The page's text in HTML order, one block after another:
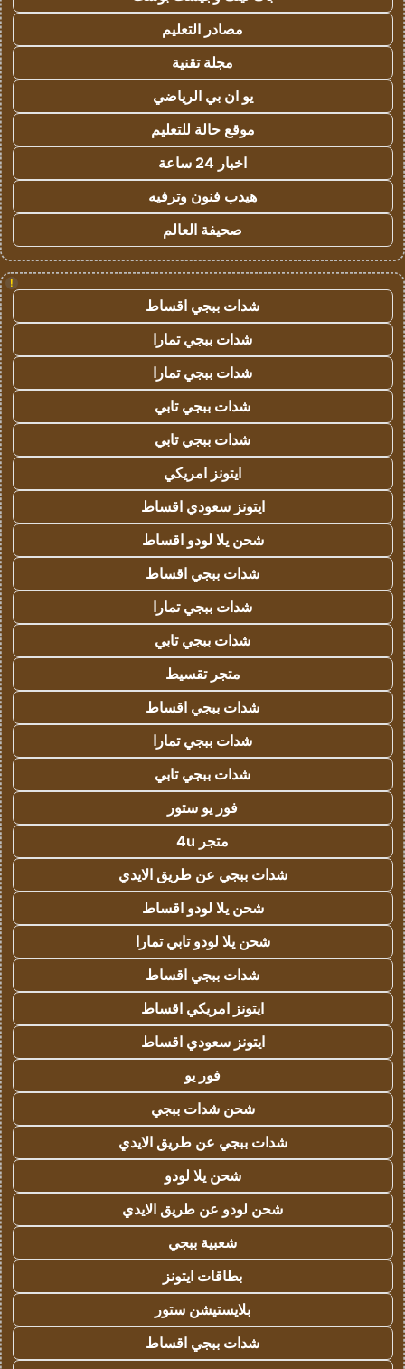
مصادر التعليم
مجلة تقنية
يو ان بي الرياضي
موقع حالة للتعليم
اخبار 24 ساعة
هيدب فنون وترفيه
صحيفة العالم
!
شدات ببجي اقساط
شدات ببجي تمارا
شدات ببجي تمارا
شدات ببجي تابي
شدات ببجي تابي
ايتونز امريكي
ايتونز سعودي اقساط
شحن يلا لودو اقساط
شدات ببجي اقساط
شدات ببجي تمارا
شدات ببجي تابي
متجر تقسيط
شدات ببجي اقساط
شدات ببجي تمارا
شدات ببجي تابي
فور يو ستور
متجر 4u
شدات ببجي عن طريق الايدي
شحن يلا لودو اقساط
شحن يلا لودو تابي تمارا
شدات ببجي اقساط
ايتونز امريكي اقساط
ايتونز سعودي اقساط
فور يو
شحن شدات ببجي
شدات ببجي عن طريق الايدي
شحن يلا لودو
شحن لودو عن طريق الايدي
شعبية ببجي
بطاقات ايتونز
بلايستيشن ستور
شدات ببجي اقساط